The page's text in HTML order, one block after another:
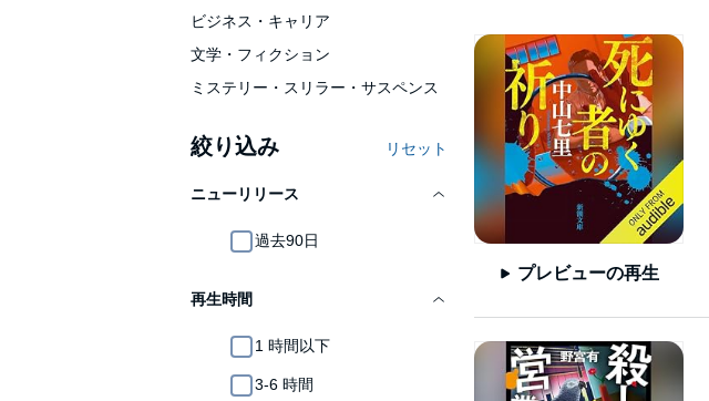
ビジネス・キャリア
文学・フィクション
ミステリー・スリラー・サスペンス
絞り込み リセット
ニューリリース
過去90日
再生時間
1 時間以下
3-6 時間
プレビューの再生